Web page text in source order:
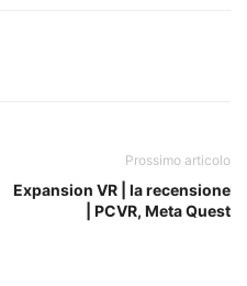
Prossimo articolo
Expansion VR | la recensione
| PCVR, Meta Quest